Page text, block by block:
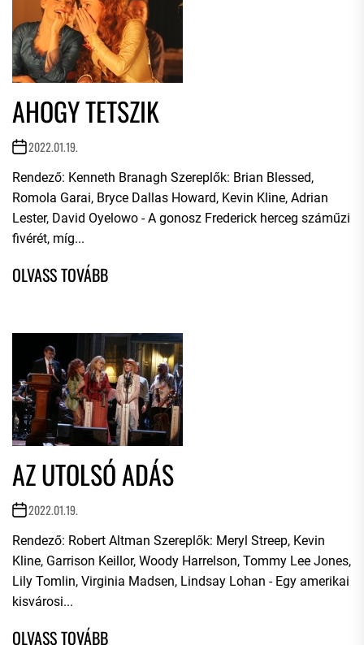
AHOGY TETSZIK
2022.01.19.
Rendező: Kenneth Branagh Szereplők: Brian Blessed,
Romola Garai, Bryce Dallas Howard, Kevin Kline, Adrian
Lester, David Oyelowo - A gonosz Frederick herceg száműzi
fivérét, míg...
AZ UTOLSÓ ADÁS
2022.01.19.
Rendező: Robert Altman Szereplők: Meryl Streep, Kevin
Kline, Garrison Keillor, Woody Harrelson, Tommy Lee Jones,
Lily Tomlin, Virginia Madsen, Lindsay Lohan - Egy amerikai
kisvárosi...